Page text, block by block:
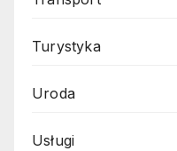
Turystyka
Uroda
Usługi